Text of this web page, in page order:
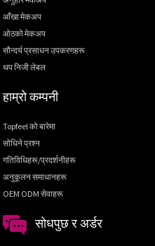
आँखा मेकअप
ओठको मेकअप
सौन्दर्य प्रसाधन उपकरणहरू
थप निजी लेबल
हाम्रो कम्पनी
Topfeel को बारेमा
सोधिने प्रश्न
गतिविधिहरू/प्रदर्शनीहरू
अनुकूलन समाधानहरू
OEM ODM सेवाहरू
सोधपुछ र अर्डर